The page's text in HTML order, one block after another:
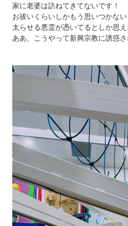
家に老婆は訪ねてきてないです！
お祓いくらいしかもう思いつかない
太らせる悪霊が憑いてるとしか思
ああ、こうやって新興宗教に誘惑